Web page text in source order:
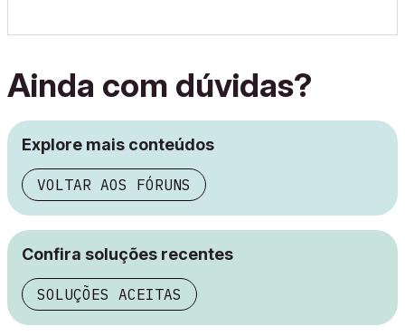
Ainda com dúvidas?
Explore mais conteúdos
VOLTAR AOS FÓRUNS
Confira soluções recentes
SOLUÇÕES ACEITAS